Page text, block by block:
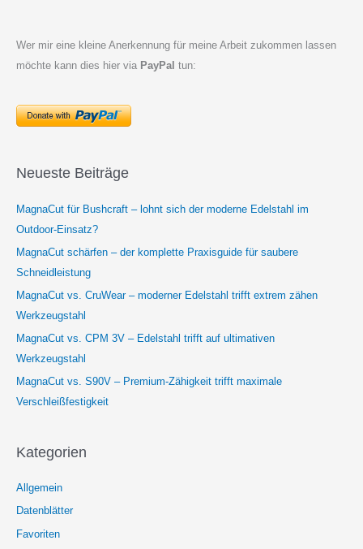
Wer mir eine kleine Anerkennung für meine Arbeit zukommen lassen
möchte kann dies hier via PayPal tun:
Neueste Beiträge
MagnaCut für Bushcraft – lohnt sich der moderne Edelstahl im
Outdoor-Einsatz?
MagnaCut schärfen – der komplette Praxisguide für saubere
Schneidleistung
MagnaCut vs. CruWear – moderner Edelstahl trifft extrem zähen
Werkzeugstahl
MagnaCut vs. CPM 3V – Edelstahl trifft auf ultimativen
Werkzeugstahl
MagnaCut vs. S90V – Premium-Zähigkeit trifft maximale
Verschleißfestigkeit
Kategorien
Allgemein
Datenblätter
Favoriten